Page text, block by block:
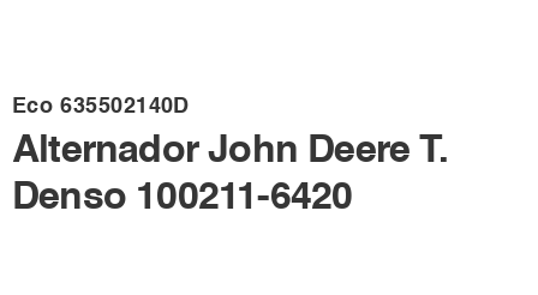
Eco 635502140D
Alternador John Deere T.
Denso 100211-6420